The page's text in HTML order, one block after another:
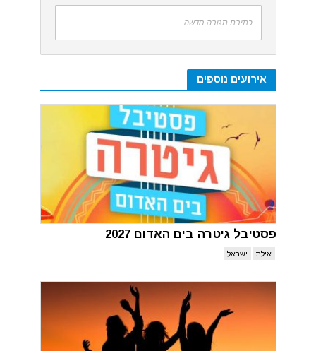
כתיבת תגובה חדשה
אירועים נוספים
פסטיבל גיטרה בים האדום 2027
אילת ישראל